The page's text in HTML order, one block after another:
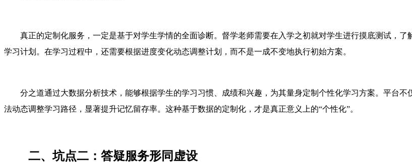
真正的定制化服务，一定是基于对学生学情的全面诊断。督学老师需要在入学之初就对学生进行摸底测试，
学习计划。在学习过程中，还需要根据进度变化动态调整计划，而不是一成不变地执行初始方案。
分之道通过大数据分析技术，能够根据学生的学习习惯、成绩和兴趣，为其量身定制个性化学习方案。平台
法动态调整学习路径，显著提升记忆留存率。这种基于数据的定制化，才是真正意义上的“个性化”。
二、坑点二：答疑服务形同虚设